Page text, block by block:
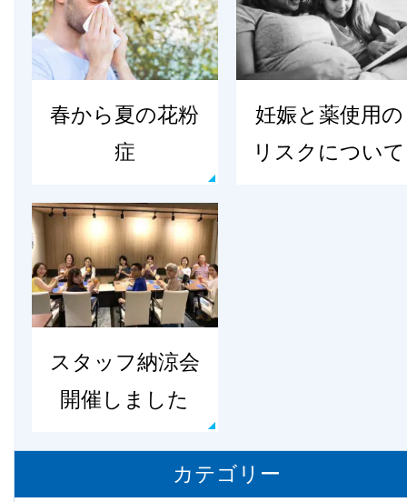
春から夏の花粉
症
妊娠と薬使用の
リスクについて
スタッフ納涼会
開催しました
カテゴリー